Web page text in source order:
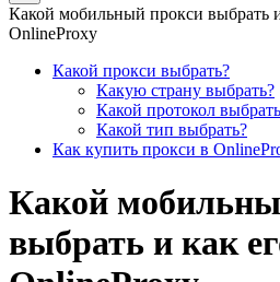
Какой мобильный прокси выбрать
OnlineProxy
Какой прокси выбрать?
Какую страну выбрать?
Какой протокол
Какой тип выбрать?
Как купить прокси в
Какой
выбрать и как